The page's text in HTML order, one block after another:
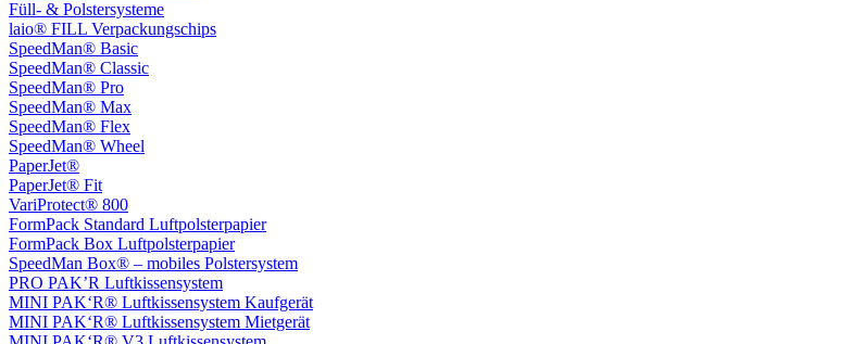
Füll- & Polstersysteme
laio® FILL Verpackungschips
SpeedMan® Basic
SpeedMan® Classic
SpeedMan® Pro
SpeedMan® Max
SpeedMan® Flex
SpeedMan® Wheel
PaperJet®
PaperJet® Fit
VariProtect® 800
FormPack Standard Luftpolsterpapier
FormPack Box Luftpolsterpapier
SpeedMan Box® – mobiles Polstersystem
PRO PAK’R Luftkissensystem
MINI PAK‘R® Luftkissensystem Kaufgerät
MINI PAK‘R® Luftkissensystem Mietgerät